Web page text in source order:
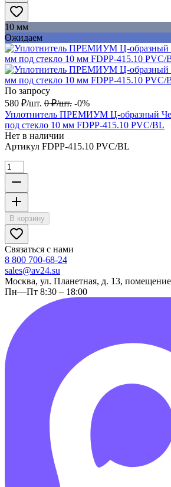
10 мм
Ожидаем
По запросу
580 ₽/шт. 0 ₽/шт. -0%
Уплотнитель ПРЕМИУМ Ц-образный
под стекло 10 мм FDPP-415.10 PVC/BL
Нет в наличии
Артикул FDPP-415.10 PVC/BL
В корзину
Связаться с нами
8 800 700-68-24
sales@av24.su
Москва, ул. Планетная, д. 13,
Пн—Пт 8:30 – 18:00